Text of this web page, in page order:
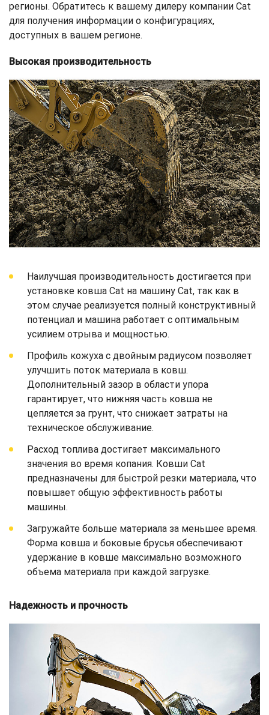
регионы. Обратитесь к вашему дилеру компании Cat
для получения информации о конфигурациях,
доступных в вашем регионе.
Высокая производительность
Наилучшая производительность достигается при
установке ковша Cat на машину Cat, так как в
этом случае реализуется полный конструктивный
потенциал и машина работает с оптимальным
усилием отрыва и мощностью.
Профиль кожуха с двойным радиусом позволяет
улучшить поток материала в ковш.
Дополнительный зазор в области упора
гарантирует, что нижняя часть ковша не
цепляется за грунт, что снижает затраты на
техническое обслуживание.
Расход топлива достигает максимального
значения во время копания. Ковши Cat
предназначены для быстрой резки материала, что
повышает общую эффективность работы
машины.
Загружайте больше материала за меньшее время.
Форма ковша и боковые брусья обеспечивают
удержание в ковше максимально возможного
объема материала при каждой загрузке.
Надежность и прочность